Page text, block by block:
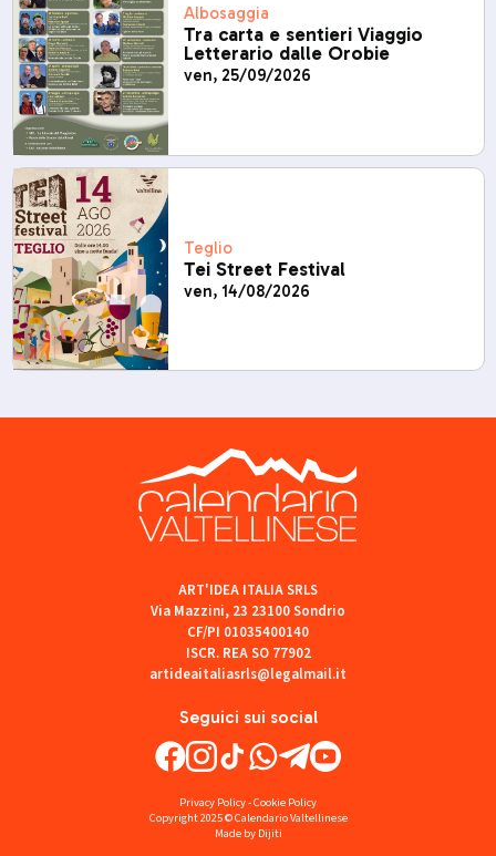
Albosaggia
Tra carta e sentieri Viaggio
Letterario dalle Orobie
ven, 25/09/2026
Teglio
Tei Street Festival
ven, 14/08/2026
Seguici sui social
ART'IDEA ITALIA SRLS
Via Mazzini, 23 23100 Sondrio
CF/PI 01035400140
ISCR. REA SO 77902
artideaitaliasrls@legalmail.it
Privacy Policy-Cookie Policy
Copyright 2025 © Calendario Valtellinese
Made by Dijiti